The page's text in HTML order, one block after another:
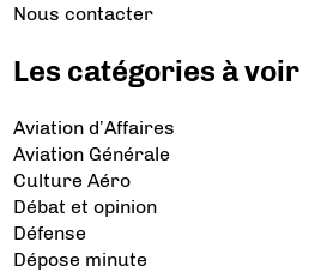
Nous contacter
Les catégories à voir
Aviation d’Affaires
Aviation Générale
Culture Aéro
Débat et opinion
Défense
Dépose minute